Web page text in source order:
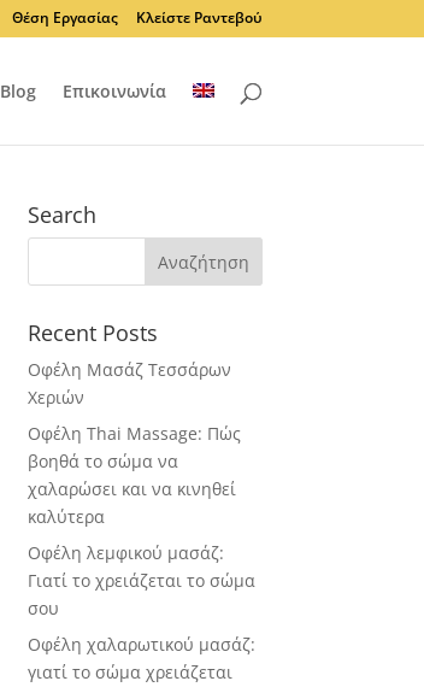
Θέση Εργασίας Κλείστε Ραντεβού
Blog Επικοινωνία
Search
Recent Posts
Οφέλη Μασάζ Τεσσάρων
Χεριών
Οφέλη Thai Massage: Πώς
βοηθά το σώμα να
χαλαρώσει και να κινηθεί
καλύτερα
Οφέλη λεμφικού μασάζ:
Γιατί το χρειάζεται το σώμα
σου
Οφέλη χαλαρωτικού μασάζ:
γιατί το σώμα χρειάζεται